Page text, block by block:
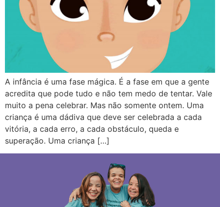
A infância é uma fase mágica. É a fase em que a gente
acredita que pode tudo e não tem medo de tentar. Vale
muito a pena celebrar. Mas não somente ontem. Uma
criança é uma dádiva que deve ser celebrada a cada
vitória, a cada erro, a cada obstáculo, queda e
superação. Uma criança […]